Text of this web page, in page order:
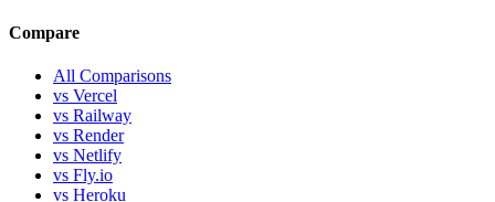
Compare
All Comparisons
vs Vercel
vs Railway
vs Render
vs Netlify
vs Fly.io
vs Heroku